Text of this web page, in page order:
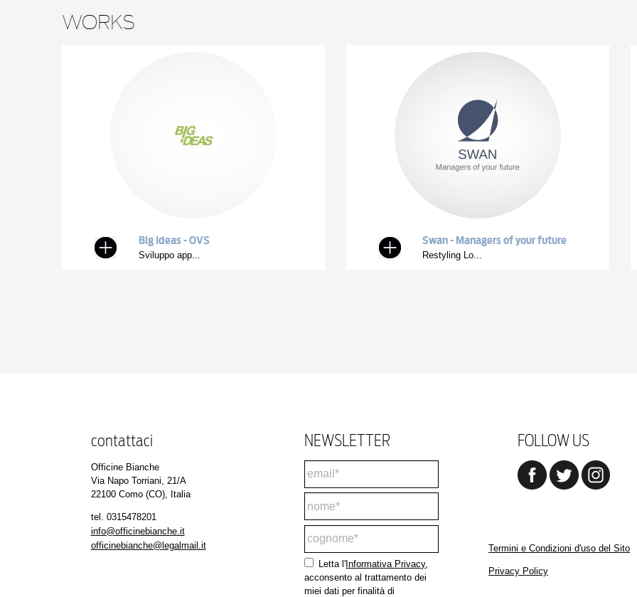
WORKS
Big Ideas - OVS
Sviluppo app...
Swan - Managers of your future
Restyling Lo...
contattaci
Officine Bianche
Via Napo Torriani, 21/A
22100 Como (CO), Italia
tel. 0315478201
info@officinebianche.it
officinebianche@legalmail.it
NEWSLETTER
Letta l' Informativa Privacy,
acconsento al trattamento dei
miei dati per finalità di
FOLLOW US
Termini e Condizioni d'uso del Sito
Privacy Policy